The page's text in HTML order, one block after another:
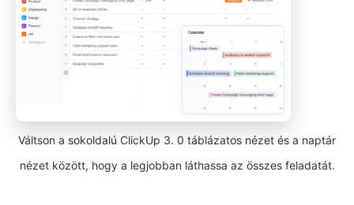
Váltson a sokoldalú ClickUp 3. 0 táblázatos nézet és a naptár
nézet között, hogy a legjobban láthassa az összes feladatát.